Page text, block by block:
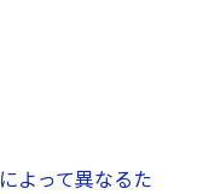
よって異なるた